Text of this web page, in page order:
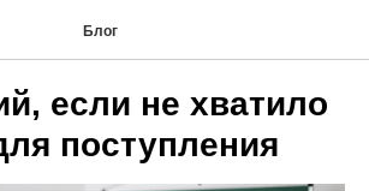
Блог
если не хватило
поступления